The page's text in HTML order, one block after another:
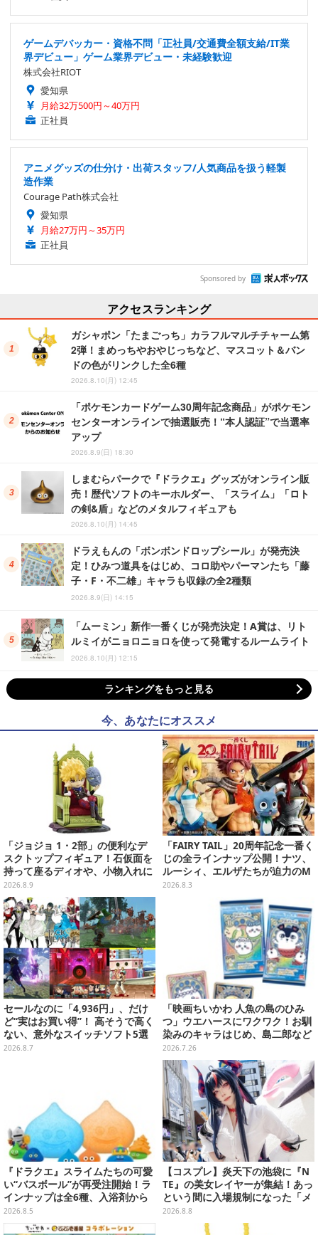
ゲームデバッカー・資格不問「正社員/交通費全額支給/IT業
界デビュー」ゲーム業界デビュー・未経験歓迎
株式会社RIOT
愛知県
月給32万500円～40万円
正社員
アニメグッズの仕分け・出荷スタッフ/人気商品を扱う軽製
造作業
Courage Path株式会社
愛知県
月給27万円～35万円
正社員
Sponsored by
アクセスランキング
ガシャポン「たまごっち」カラフルマルチチャーム第
2弾！まめっちやおやじっちなど、マスコット＆バン
ドの色がリンクした全6種
2026.8.10(月) 12:45
「ポケモンカードゲーム30周年記念商品」がポケモン
センターオンラインで抽選販売！“本人認証”で当選率
アップ
2026.8.9(日) 18:30
しまむらパークで『ドラクエ』グッズがオンライン販
売！歴代ソフトのキーホルダー、「スライム」「ロト
の剣&盾」などのメタルフィギュアも
2026.8.10(月) 14:45
ドラえもんの「ボンボンドロップシール」が発売決
定！ひみつ道具をはじめ、コロ助やパーマンたち「藤
子・F・不二雄」キャラも収録の全2種類
2026.8.9(日) 14:15
「ムーミン」新作一番くじが発売決定！A賞は、リト
ルミイがニョロニョロを使って発電するルームライト
2026.8.10(月) 12:15
ランキングをもっと見る
今、あなたにオススメ
「ジョジョ 1・2部」の便利なデ
スクトップフィギュア！石仮面を
持って座るディオや、小物入れに
なるツェペリなどズラリ
2026.8.9
「FAIRY TAIL」20周年記念一番く
じの全ラインナップ公開！ナツ、
ルーシィ、エルザたちが迫力のM
ASTERLISEで初登場
2026.8.3
セールなのに「4,936円」、だけ
ど“実はお買い得”！ 高そうで高く
ない、意外なスイッチソフト5選
2026.8.7
「映画ちいかわ 人魚の島のひみ
つ」ウエハースにワクワク！お馴
染みのキャラはじめ、島二郎など
セイレーン編カード全22種
2026.7.26
『ドラクエ』スライムたちの可愛
い“バスボール”が再受注開始！ラ
インナップは全6種、入浴剤から
モンスターのフィギュアが出てく
る
2026.8.5
【コスプレ】炎天下の池袋に『N
TE』の美女レイヤーが集結！あっ
という間に入場規制になった「メ
ェメェ村の大冒険」をレポート
【写真28枚】
2026.8.8